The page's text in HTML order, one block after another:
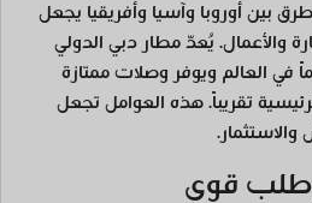
بين أوروبا وآسيا وأفريقيا يجعل
والأعمال. يُعدّ مطار دبي الدولي
في العالم ويوفر وصلات ممتازة
تقريباً. هذه العوامل تجعل
والاستثمار.